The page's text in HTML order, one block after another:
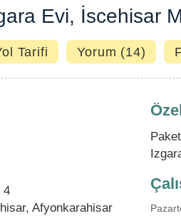
Evi, İscehisar
Tarifi Yorum (14)
4
, Afyonkarahisar